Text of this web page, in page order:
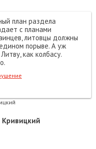
план раздела
с планами
литовцы должны
порыве. А уж
как колбасу.
Кривицкий